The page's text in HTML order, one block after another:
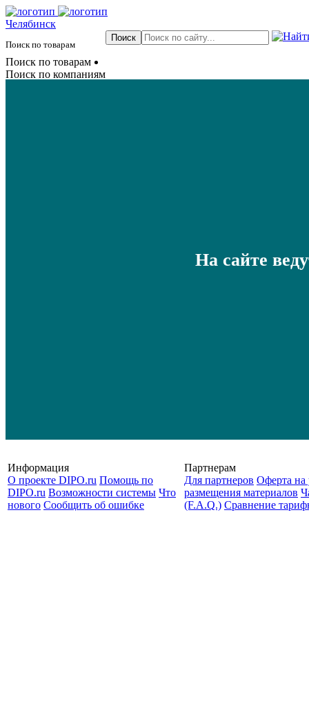
Челябинск
Поиск по товарам
Поиск по товарам
Поиск по компаниям
На сайте
Информация
О проекте DIPO.ru Помощь по
DIPO.ru Возможности системы Что
нового Сообщить об ошибке
Партнерам
Для партнеров Оферта на
размещения материалов
(F.A.Q.) Cравнение